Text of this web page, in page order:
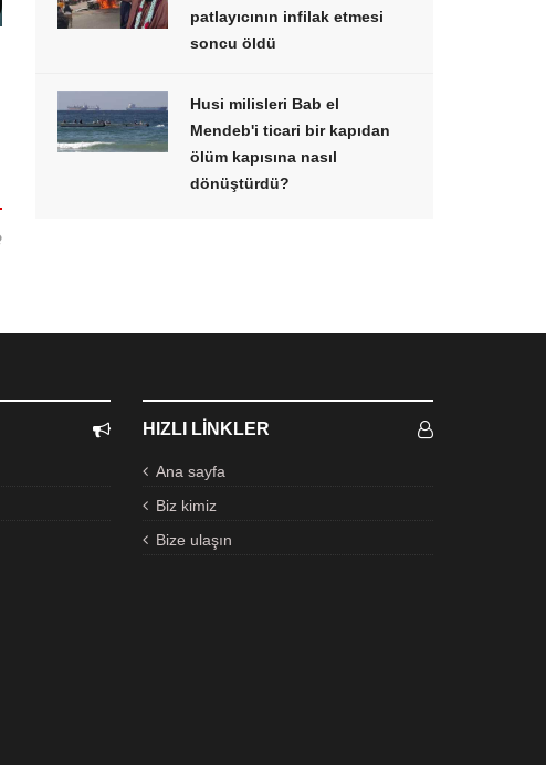
patlayıcının infilak etmesi
soncu öldü
Husi milisleri Bab el
Mendeb'i ticari bir kapıdan
ölüm kapısına nasıl
dönüştürdü?
HIZLI LINKLER
Ana sayfa
Biz kimiz
Bize ulaşın